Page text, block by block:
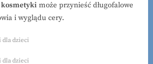
może przynieść długofalowe
i wyglądu cery.
dla dzieci
dla dzieci